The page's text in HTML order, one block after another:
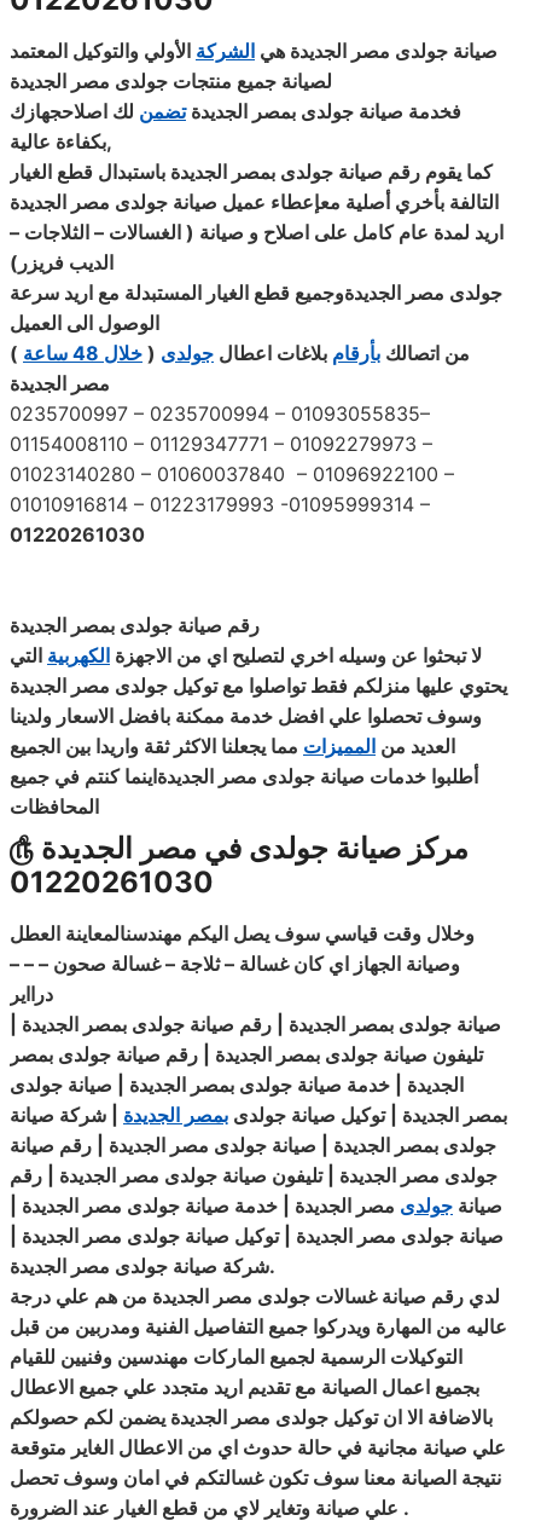
صيانة جولدى مصر الجديدة هي الشركة الأولي والتوكيل المعتمد
لصيانة جميع منتجات جولدى مصر الجديدة
فخدمة صيانة جولدى بمصر الجديدةتضمن لك اصلاحجهازك
بكفاءة عالية
,
كما يقوم رقم صيانة جولدى بمصر الجديدة باستبدال قطع الغيار
التالفة بأخري أصلية معإعطاء عميل صيانة جولدى مصر الجديدة
اريد لمدة عام كامل على اصلاح و صيانة ( الغسالات – الثلاجات –
الديب فريزر )
جولدى مصر الجديدةوجميع قطع الغيار المستبدلة مع اريد سرعة
الوصول الى العميل
(
خلال 48 ساعة ) من اتصالك بأرقام بلاغات اعطال جولدى
مصر الجديدة
0235700997 – 0235700994 – 01093055835–
01154008110 – 01129347771 – 01092279973 –
01023140280 – 01060037840 – 01096922100 –
01010916814 – 01223179993 -01095999314 –
01220261030
رقم صيانة جولدى بمصر الجديدة
لا تبحثوا عن وسيله اخري لتصليح اي من الاجهزة الكهربية التي
يحتوي عليها منزلكم فقط تواصلوا مع توكيل جولدى مصر الجديدة
وسوف تحصلوا علي افضل خدمة ممكنة بافضل الاسعار ولدينا
العديد من المميزات مما يجعلنا الاكثر ثقة واريدا بين الجميع
أطلبوا خدمات صيانة جولدى مصر الجديدةاينما كنتم في جميع
المحافظات
مركز صيانة جولدى في مصر الجديدة ௹
01220261030
وخلال وقت قياسي سوف يصل اليكم مهندسنالمعاينة العطل
وصيانة الجهاز اي كان غسالة – ثلاجة – غسالة صحون – – –
درااير
صيانة جولدى بمصر الجديدة | رقم صيانة جولدى بمصر الجديدة |
تليفون صيانة جولدى بمصر الجديدة | رقم صيانة جولدى بمصر
الجديدة | خدمة صيانة جولدى بمصر الجديدة | صيانة جولدى
بمصر الجديدة | توكيل صيانة جولدى بمصر الجديدة | شركة صيانة
جولدى بمصر الجديدة | صيانة جولدى مصر الجديدة | رقم صيانة
جولدى مصر الجديدة | تليفون صيانة جولدى مصر الجديدة | رقم
صيانة جولدى مصر الجديدة | خدمة صيانة جولدى مصر الجديدة |
صيانة جولدى مصر الجديدة | توكيل صيانة جولدى مصر الجديدة |
شركة صيانة جولدى مصر الجديدة.
لدي رقم صيانة غسالات جولدى مصر الجديدة من هم علي درجة
عاليه من المهارة ويدركوا جميع التفاصيل الفنية ومدربين من قبل
التوكيلات الرسمية لجميع الماركات مهندسين وفنيين للقيام
بجميع اعمال الصيانة مع تقديم اريد متجدد علي جميع الاعطال
بالاضافة الا ان توكيل جولدى مصر الجديدة يضمن لكم حصولكم
علي صيانة مجانية في حالة حدوث اي من الاعطال الغاير متوقعة
نتيجة الصيانة معنا سوف تكون غسالتكم في امان وسوف تحصل
علي صيانة وتغاير لاي من قطع الغيار عند الضرورة .